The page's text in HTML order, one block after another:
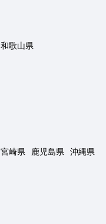
和歌山県
宮崎県 鹿児島県 沖縄県